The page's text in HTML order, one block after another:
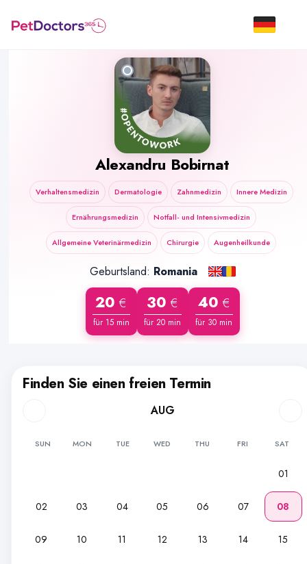
Alexandru Bobirnat
Verhaltensmedizin Dermatologie Zahnmedizin Innere Medizin
Ernährungsmedizin Notfall- und Intensivmedizin
Allgemeine Veterinärmedizin Chirurgie Augenheilkunde
Geburtsland: Romania
20 €
für 15 min
30 €
für 20 min
40 €
für 30 min
Finden Sie einen freien Termin
AUG
SUN MON TUE WED THU FRI SAT
01
02 03 04 05 06 07 08
09 10 11 12 13 14 15